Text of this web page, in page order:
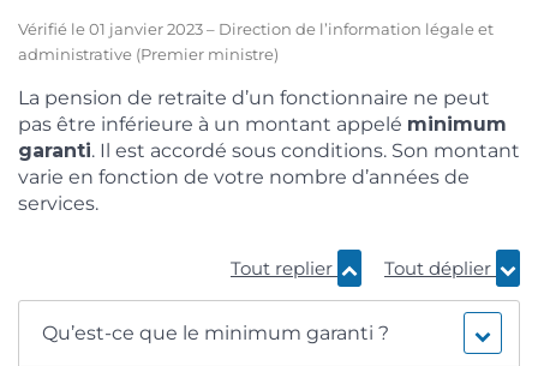
Vérifié le 01 janvier 2023 – Direction de l’information légale et
administrative (Premier ministre)
La pension de retraite d’un fonctionnaire ne peut
pas être inférieure à un montant appelé minimum
garanti. Il est accordé sous conditions. Son montant
varie en fonction de votre nombre d’années de
services.
Tout replier Tout déplier
Qu’est-ce que le minimum garanti ?